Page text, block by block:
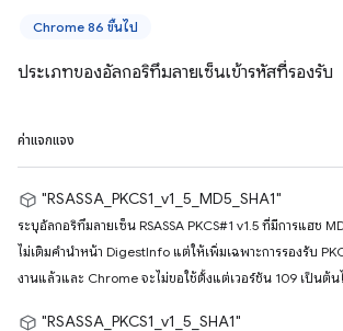
Chrome 86 ขึ้นไป
ประเภทของอัลกอริทึมลายเซ็นเข้ารหัสที่รองรับ
ค่าแจกแจง
"RSASSA_PKCS1_v1_5_MD5_SHA1"
ระบุอัลกอริทึมลายเซ็น RSASSA PKCS#1 v1.5 ที่มีการแฮช
ไม่เติมคำนำหน้า DigestInfo แต่ให้เพิ่มเฉพาะการรองรับ
งานแล้วและ Chrome จะไม่ขอใช้ตั้งแต่เวอร์ชัน 109 เป็นต้น
"RSASSA_PKCS1_v1_5_SHA1"